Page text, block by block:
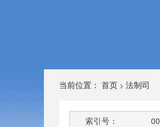
当前位置： 首页 > 法制司
索引号：